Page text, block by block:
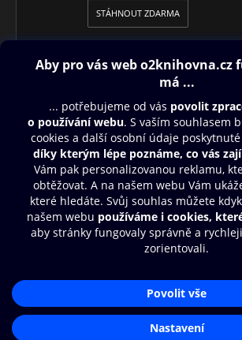
STÁHNOUT ZDARMA
Obsah ke stažení
Moje O2 Knihovna
Další zábava
© O2 Czech Republic a.s.
Zásady zpracování osobních údajů
Aplikace O2
Čti a poslouchej